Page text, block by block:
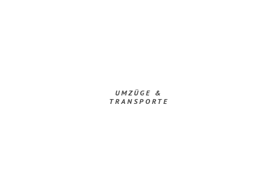
UMZÜGE &
TRANSPORTE